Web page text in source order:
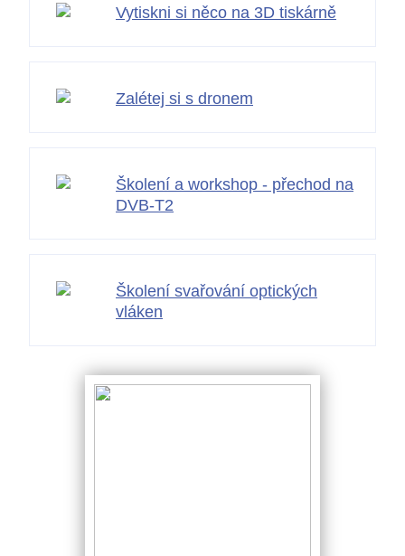
Vytiskni si něco na 3D tiskárně
Zalétej si s dronem
Školení a workshop - přechod na
DVB-T2
Školení svařování optických
vláken